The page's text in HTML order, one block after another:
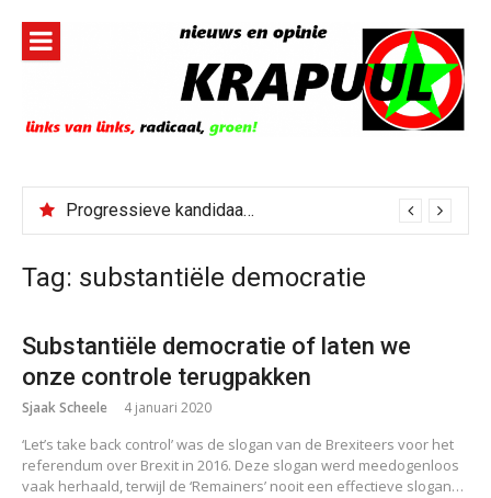
inhoud
Progressieve kandidaat El-Sayed senaatskandidaat Michigan
Tag: substantiële democratie
Substantiële democratie of laten we
onze controle terugpakken
Sjaak Scheele 4 januari 2020
‘Let’s take back control’ was de slogan van de Brexiteers voor het
referendum over Brexit in 2016. Deze slogan werd meedogenloos
vaak herhaald, terwijl de ‘Remainers’ nooit een effectieve slogan…